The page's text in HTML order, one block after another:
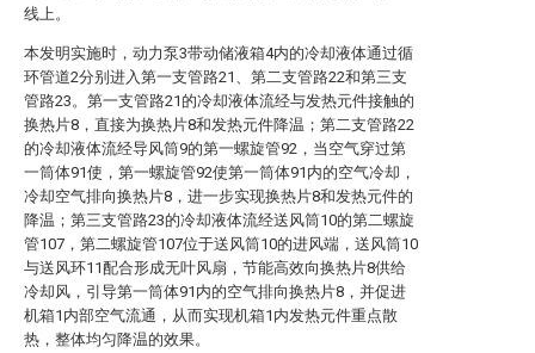
线上。
本发明实施时，动力泵3带动储液箱4内的冷却液体通过循
环管道2分别进入第一支管路21、第二支管路22和第三支
管路23。第一支管路21的冷却液体流经与发热元件接触的
换热片8，直接为换热片8和发热元件降温；第二支管路22
的冷却液体流经导风筒9的第一螺旋管92，当空气穿过第
一筒体91使，第一螺旋管92使第一筒体91内的空气冷却，
冷却空气排向换热片8，进一步实现换热片8和发热元件的
降温；第三支管路23的冷却液体流经送风筒10的第二螺旋
管107，第二螺旋管107位于送风筒10的进风端，送风筒10
与送风环11配合形成无叶风扇，节能高效向换热片8供给
冷却风，引导第一筒体91内的空气排向换热片8，并促进
机箱1内部空气流通，从而实现机箱1内发热元件重点散
热，整体均匀降温的效果。